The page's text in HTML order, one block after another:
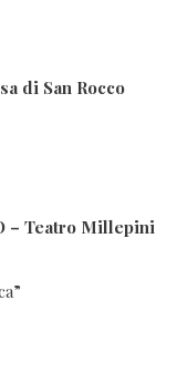
di San Rocco
– Teatro Millepini